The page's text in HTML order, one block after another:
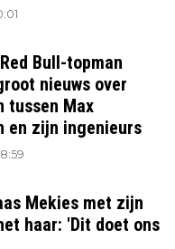
Bull-topman
nieuws over
tussen Max
en zijn ingenieurs
Mekies met zijn
haar: 'Dit doet ons